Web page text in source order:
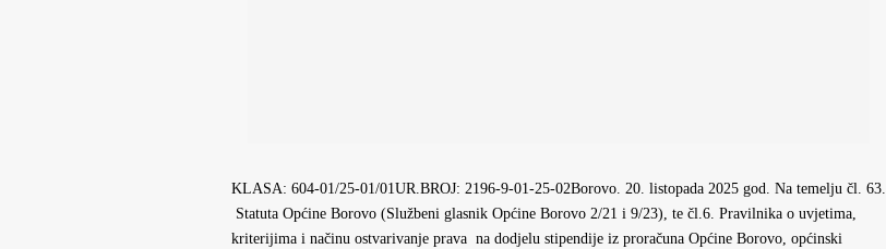
KLASA: 604-01/25-01/01UR.BROJ: 2196-9-01-25-02Borovo. 20. listopada 2025 god. Na temelju čl. 63.
Statuta Općine Borovo (Službeni glasnik Općine Borovo 2/21 i 9/23), te čl.6. Pravilnika o uvjetima,
kriterijima i načinu ostvarivanje prava na dodjelu stipendije iz proračuna Općine Borovo, općinski